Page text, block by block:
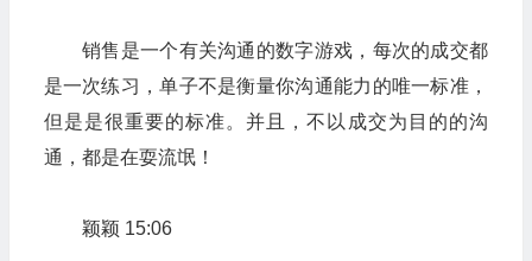
销售是一个有关沟通的数字游戏，每次的成交都
是一次练习，单子不是衡量你沟通能力的唯一标准，
但是是很重要的标准。并且，不以成交为目的的沟
通，都是在耍流氓！
颖颖 15:06